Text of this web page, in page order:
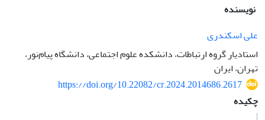
نویسنده
علی اسکندری
استادیار گروه ارتباطات، دانشکده علوم اجتماعی، دانشگاه پیام‌نور،
تهران، ایران
https://doi.org/10.22082/cr.2024.2014686.2617
چکیده